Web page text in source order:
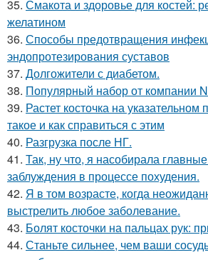
35. Смакота и здоровье для костей:
желатином
36. Способы предотвращения
эндопротезирования суставов
37. Долгожители с диабетом.
38. Популярный набор от компании
39. Растет косточка на указательном
такое и как справиться с этим
40. Разгрузка после НГ.
41. Так, ну что, я насобирала
заблуждения в процессе похудения.
42. Я в том возрасте, когда
выстрелить любое заболевание.
43. Болят косточки на пальцах рук:
44. Станьте сильнее, чем ваши